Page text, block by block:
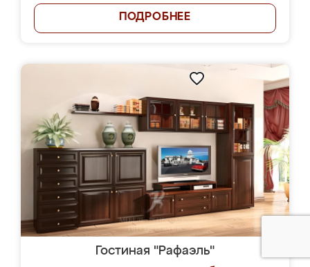
ПОДРОБНЕЕ
Гостиная "Рафаэль"